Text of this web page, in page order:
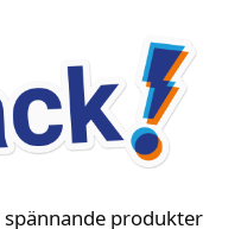
produkter